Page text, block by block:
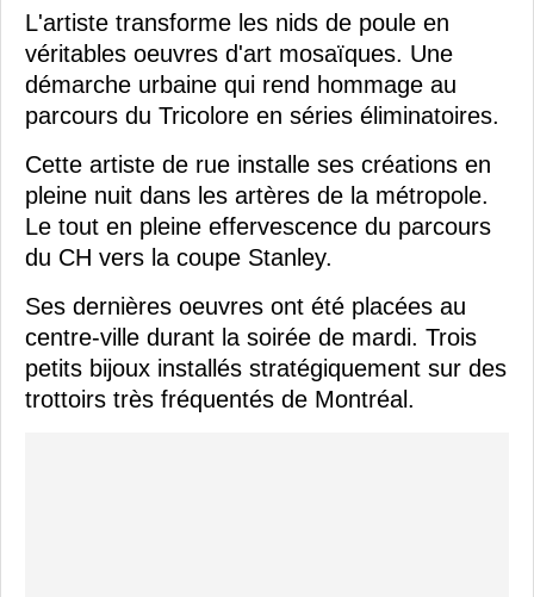
L'artiste transforme les nids de poule en
véritables oeuvres d'art mosaïques. Une
démarche urbaine qui rend hommage au
parcours du Tricolore en séries éliminatoires.
Cette artiste de rue installe ses créations en
pleine nuit dans les artères de la métropole.
Le tout en pleine effervescence du parcours
du CH vers la coupe Stanley.
Ses dernières oeuvres ont été placées au
centre-ville durant la soirée de mardi. Trois
petits bijoux installés stratégiquement sur des
trottoirs très fréquentés de Montréal.